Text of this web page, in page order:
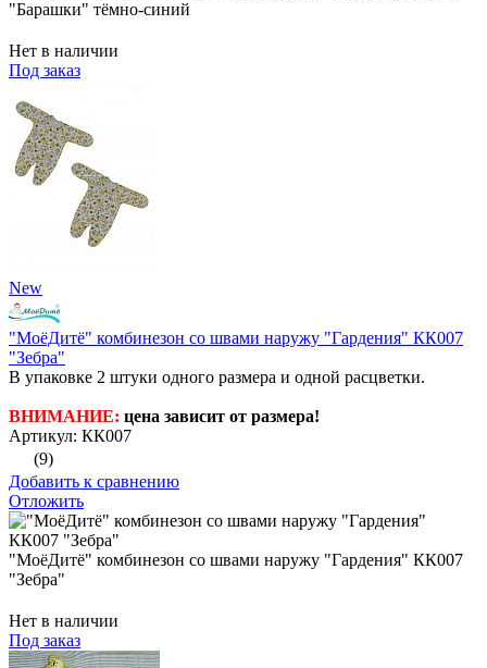
"Барашки" тёмно-синий
Нет в наличии
Под заказ
New
"МоёДитё" комбинезон со швами наружу "Гардения" КК007
"Зебра"
В упаковке 2 штуки одного размера и одной расцветки.
ВНИМАНИЕ: цена зависит от размера!
Артикул: КК007
(9)
Добавить к сравнению
Отложить
"МоёДитё" комбинезон со швами наружу "Гардения" КК007
"Зебра"
Нет в наличии
Под заказ